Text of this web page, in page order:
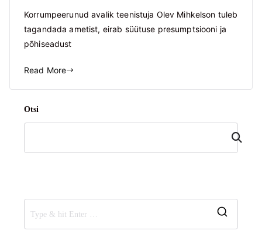
Korrumpeerunud avalik teenistuja Olev Mihkelson tuleb
tagandada ametist, eirab süütuse presumptsiooni ja
põhiseadust
Read More
Otsi
Ots
i